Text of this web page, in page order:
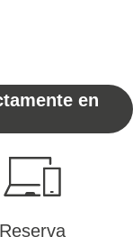
en
Reserva